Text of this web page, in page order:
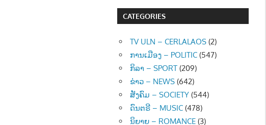
CATEGORIES
TV ULN – CERLALAOS (2)
ການເມືອງ – POLITIC (547)
ກິລາ – SPORT (209)
ຂ່າວ – NEWS (642)
ສັງຄົມ – SOCIETY (544)
ດົນຕຣີ – MUSIC (478)
ນິຍາຍ – ROMANCE (3)